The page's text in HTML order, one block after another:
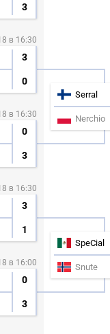
3
в 16:30
3
0
в 16:30
0
3
в 16:30
3
1
в 16:00
0
3
Serral
Nerchio
SpeCial
Snute